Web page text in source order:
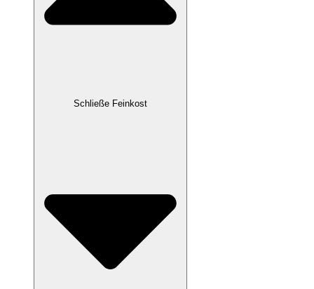
Schließe Feinkost